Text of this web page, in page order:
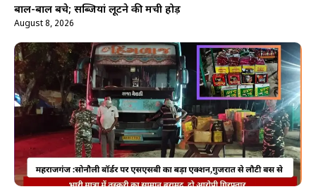
बाल-बाल बचे; सब्जियां लूटने की मची होड़
August 8, 2026